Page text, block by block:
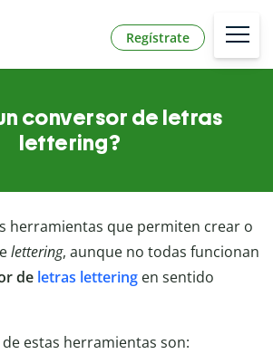
Regístrate
conversor de letras
lettering?
herramientas que permiten crear o
lettering, aunque no todas funcionan
de letras lettering en sentido
estas herramientas son: